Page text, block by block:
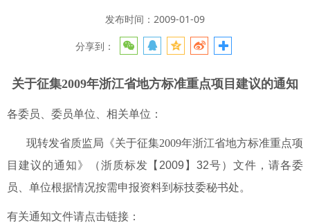
发布时间：2009-01-09
分享到：
关于征集2009年浙江省地方标准重点项目建议的通知
各委员、委员单位、相关单位：
现转发省质监局《关于征集2009年浙江省地方标准重点项
目建议的通知》（浙质标发【2009】32号）文件，请各委
员、单位根据情况按需申报资料到标技委秘书处。
有关通知文件请点击链接：